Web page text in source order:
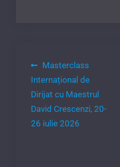
Navigare
în
articole
Masterclass
Internațional de
Dirijat cu Maestrul
David Crescenzi, 20-
26 iulie 2026